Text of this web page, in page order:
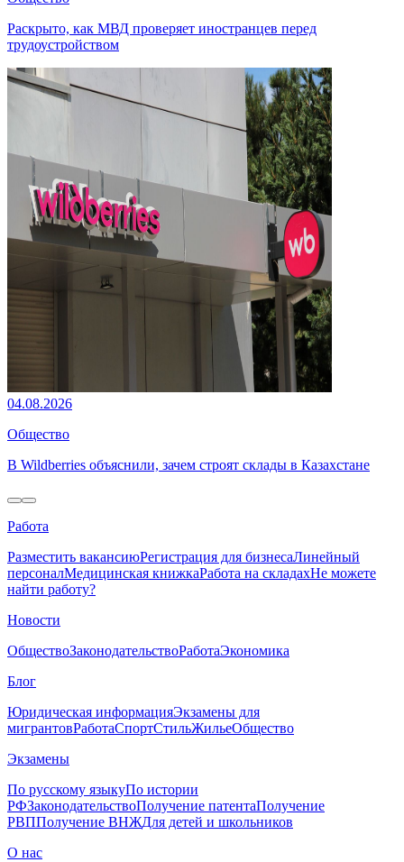
Раскрыто, как МВД проверяет иностранцев перед
трудоустройством
04.08.2026
Общество
В Wildberries объяснили, зачем строят склады в Казахстане
Работа
Разместить вакансиюРегистрация для бизнесаЛинейный
персоналМедицинская книжкаРабота на складахНе можете
найти работу?
Новости
ОбществоЗаконодательствоРаботаЭкономика
Блог
Юридическая информацияЭкзамены для
мигрантовРаботаСпортСтильЖильеОбщество
Экзамены
По русскому языкуПо истории
РФЗаконодательствоПолучение патентаПолучение
РВППолучение ВНЖДля детей и школьников
О нас